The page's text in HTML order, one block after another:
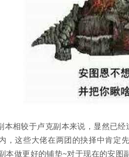
本相较于卢克副本来说，显然已
，这些大佬在两团的抉择中肯定
本做更好的铺垫~对于现在的安